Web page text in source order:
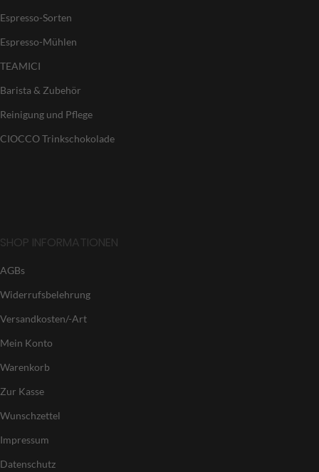
Espresso-Sorten
Espresso-Mühlen
TEAMICI
Barista & Zubehör
Reinigung und Pflege
CIOCCO Trinkschokolade
SHOP INFORMATIONEN
AGBs
Widerrufsbelehrung
Versandkosten/-Art
Mein Konto
Warenkorb
Zur Kasse
Wunschzettel
Impressum
Datenschutz